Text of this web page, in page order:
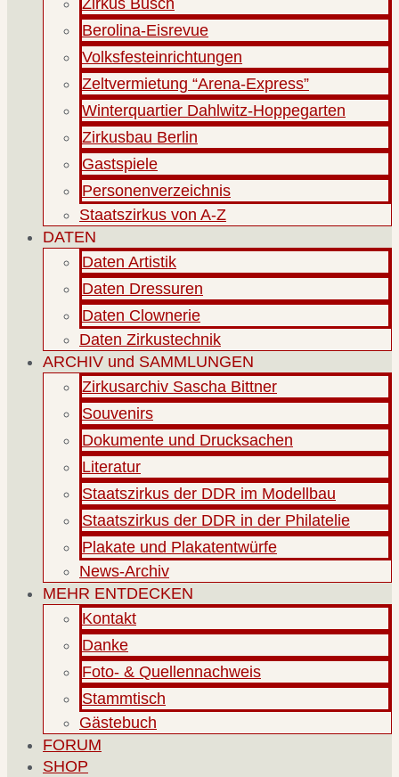
Berolina-Eisrevue
Volksfesteinrichtungen
Zeltvermietung “Arena-Express”
Winterquartier Dahlwitz-Hoppegarten
Zirkusbau Berlin
Gastspiele
Personenverzeichnis
Staatszirkus von A-Z
DATEN
Daten Artistik
Daten Dressuren
Daten Clownerie
Daten Zirkustechnik
ARCHIV und SAMMLUNGEN
Zirkusarchiv Sascha Bittner
Souvenirs
Dokumente und Drucksachen
Literatur
Staatszirkus der DDR im Modellbau
Staatszirkus der DDR in der Philatelie
Plakate und Plakatentwürfe
News-Archiv
MEHR ENTDECKEN
Kontakt
Danke
Foto- & Quellennachweis
Stammtisch
Gästebuch
FORUM
SHOP